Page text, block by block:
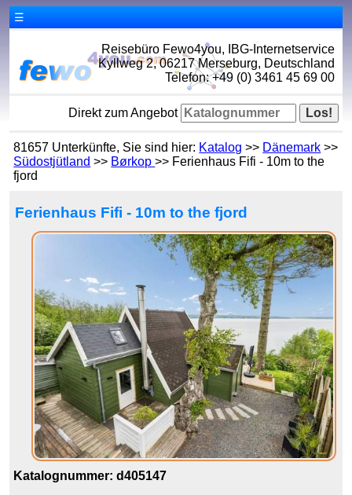
☰
Reisebüro Fewo4you, IBG-Internetservice
Kyllweg 2, 06217 Merseburg, Deutschland
Telefon: +49 (0) 3461 45 69 00
Direkt zum Angebot
81657 Unterkünfte, Sie sind hier: Katalog >> Dänemark >>
Südostjütland >> Børkop>> Ferienhaus Fifi - 10m to the
fjord
Ferienhaus Fifi - 10m to the fjord
Katalognummer: d405147